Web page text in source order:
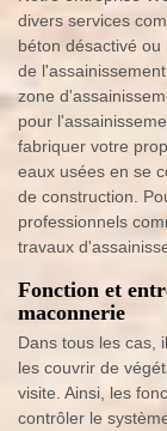
divers services
béton désactivé
de
zone
pour
fabriquer votre
eaux usées en se
de construction.
professionnels
travaux
Fonction et
maconnerie
Dans tous les cas,
les couvrir de
visite. Ainsi, les
contrôler le